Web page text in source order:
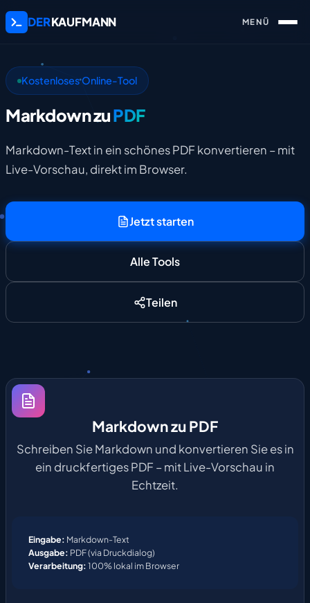
DERKAUFMANN
Kostenloses Online-Tool
Markdown zuPDF
Markdown-Text in ein schönes PDF konvertieren – mit
Live-Vorschau, direkt im Browser.
Jetzt starten
Alle Tools
Teilen
Markdown zu PDF
Schreiben Sie Markdown und konvertieren Sie es in
ein druckfertiges PDF – mit Live-Vorschau in
Echtzeit.
Eingabe: Markdown-Text
Ausgabe: PDF (via Druckdialog)
Verarbeitung:100% lokal im Browser